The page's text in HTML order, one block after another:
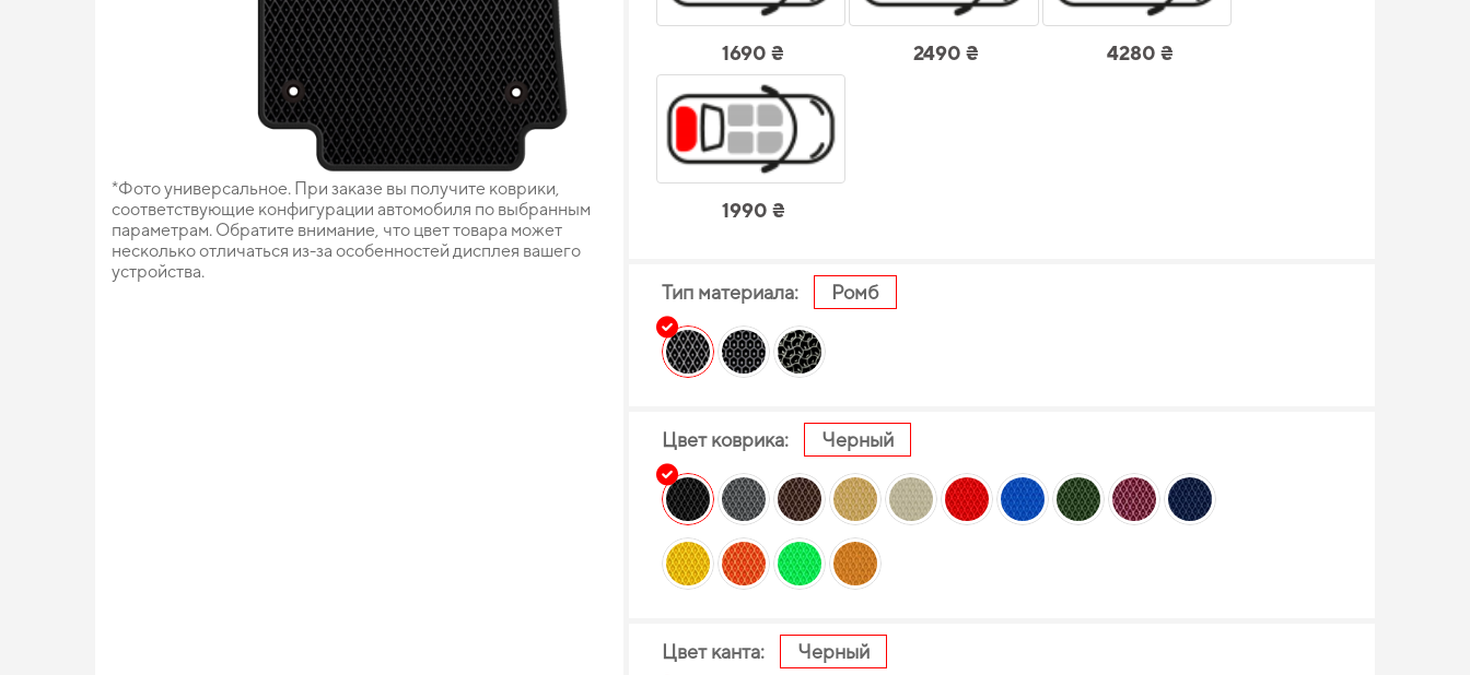
*Фото универсальное. При заказе вы получите коврики,
соответствующие конфигурации автомобиля по выбранным
параметрам. Обратите внимание, что цвет товара может
несколько отличаться из-за особенностей дисплея вашего
устройства.
1690 ₴ 2490 ₴ 4280 ₴
1990 ₴
Тип материала: Ромб
Цвет коврика: Черный
Цвет канта: Черный